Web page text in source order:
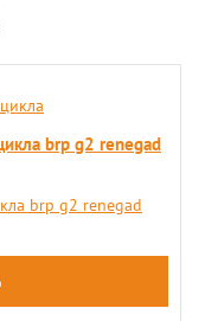
brp g2 renegad
brp g2 renegad